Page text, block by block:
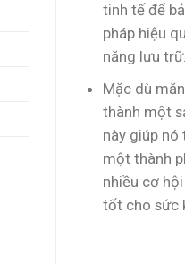
tinh tế để
pháp hiệu
năng lưu trữ.
Mặc dù
thành một
này giúp
một thành
nhiều cơ
tốt cho sức